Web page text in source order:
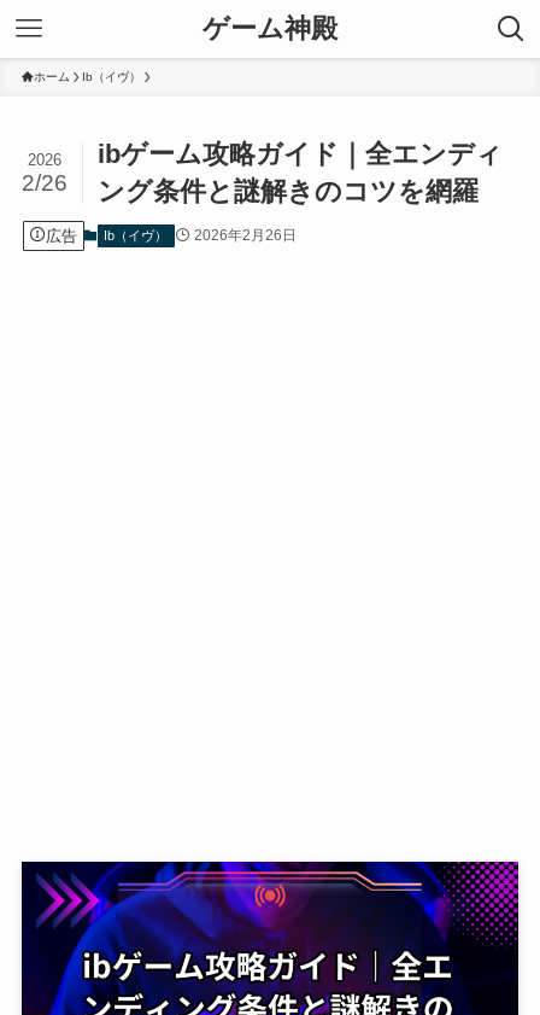
ゲーム神殿
ホーム Ib（イヴ）
ibゲーム攻略ガイド｜全エンディ
ング条件と謎解きのコツを網羅
2026
2/26
広告 Ib（イヴ） 2026年2月26日